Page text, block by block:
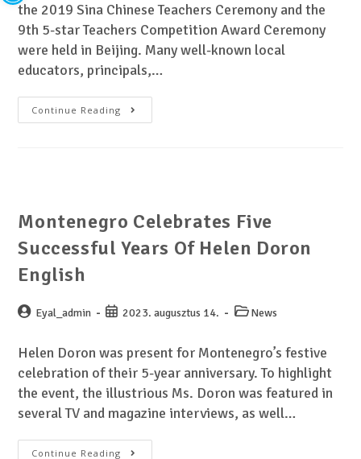
the 2019 Sina Chinese Teachers Ceremony and the
9th 5-star Teachers Competition Award Ceremony
were held in Beijing. Many well-known local
educators, principals,…
Continue Reading
Montenegro Celebrates Five
Successful Years Of Helen Doron
English
Eyal_admin 2023. augusztus 14. News
Helen Doron was present for Montenegro’s festive
celebration of their 5-year anniversary. To highlight
the event, the illustrious Ms. Doron was featured in
several TV and magazine interviews, as well…
Continue Reading